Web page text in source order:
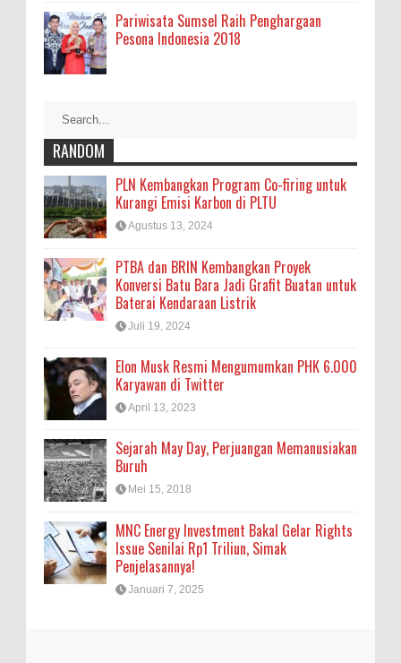
Pariwisata Sumsel Raih Penghargaan
Pesona Indonesia 2018
RANDOM
PLN Kembangkan Program Co-firing untuk
Kurangi Emisi Karbon di PLTU
Agustus 13, 2024
PTBA dan BRIN Kembangkan Proyek
Konversi Batu Bara Jadi Grafit Buatan untuk
Baterai Kendaraan Listrik
Juli 19, 2024
Elon Musk Resmi Mengumumkan PHK 6.000
Karyawan di Twitter
April 13, 2023
Sejarah May Day, Perjuangan Memanusiakan
Buruh
Mei 15, 2018
MNC Energy Investment Bakal Gelar Rights
Issue Senilai Rp1 Triliun, Simak
Penjelasannya!
Januari 7, 2025